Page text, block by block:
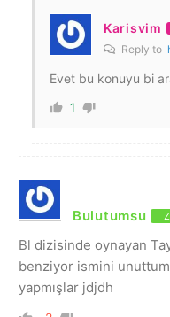
Karisvim
Reply to
Evet bu konuyu bi
1
Bulutumsu
Bl dizisinde oynayan
benziyor ismini
yapmışlar jdjdh